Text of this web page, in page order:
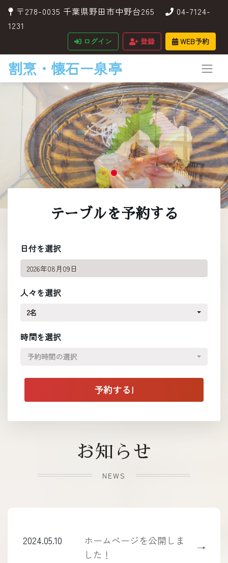
〒278-0035 千葉県野田市中野台265
04-7124-
1231
ログイン 登録 WEB予約
割烹・懐石ー泉亭
テーブルを予約する
日付を選択
人々を選択
2名
時間を選択
予約時間の選択
お知らせ
NEWS
2024.05.10
ホームぺージを公開しま
した！
→